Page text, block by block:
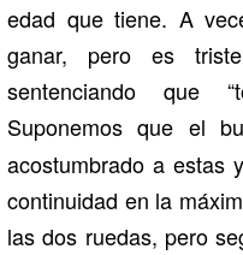
edad que tiene. A
ganar, pero es
sentenciando que
Suponemos que el
acostumbrado a estas
continuidad en la
las dos ruedas, pero